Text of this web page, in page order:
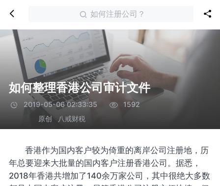
如何注册公司？
如何整理香港公司审计文件
2019-05-06 02:33:35
1592
原创
八戒财税
香港作为国内客户较为倚重的离岸公司注册地，历
年总要迎来大批量的国内客户注册香港公司。据悉，
2018年香港共增加了140余万家公司，其中很绝大多数